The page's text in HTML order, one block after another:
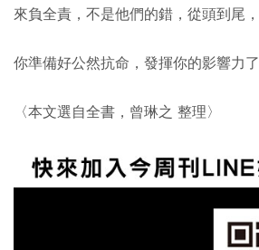
來負全責，不是他們的錯，從頭到尾，
你準備好公然抗命，發揮你的影響力
〈本文選自全書，曾琳之 整理〉